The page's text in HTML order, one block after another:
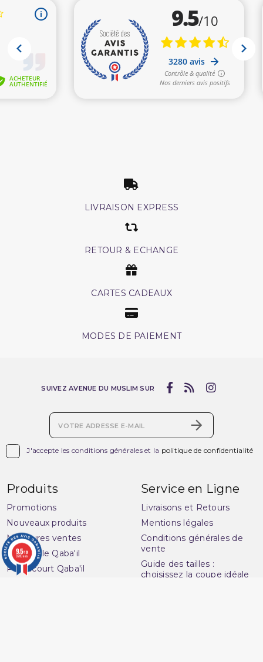
LIVRAISON EXPRESS
RETOUR & ECHANGE
CARTES CADEAUX
MODES DE PAIEMENT
J'accepte les conditions générales et la politique de confidentialité
SUIVEZ AVENUE DU MUSLIM SUR
Produits
Promotions
Nouveaux produits
Meilleures ventes
Ensemble Qaba'il
Pantacourt Qaba'il
Service en Ligne
Livraisons et Retours
Mentions légales
Conditions générales de
vente
Guide des tailles :
choisissez la coupe idéale
9.5/10
3280 avis